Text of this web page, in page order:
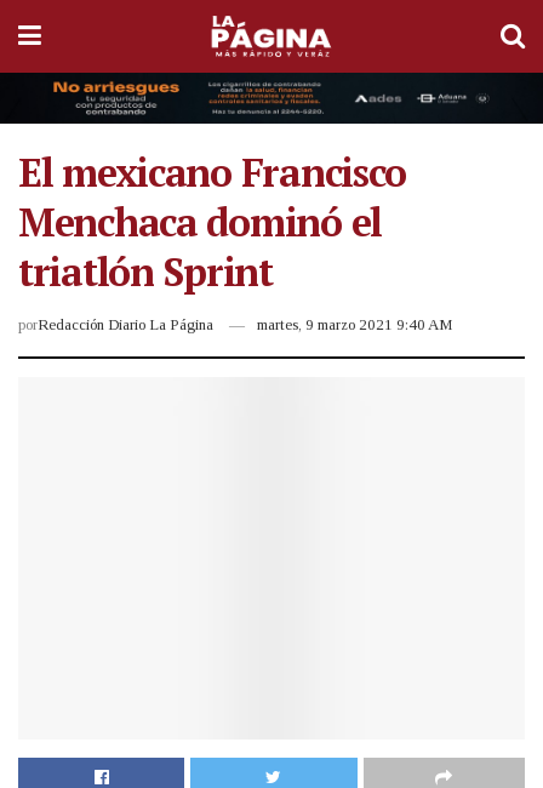
El mexicano Francisco
Menchaca dominó el
triatlón Sprint
porRedacción Diario La Página martes, 9 marzo 2021 9:40 AM